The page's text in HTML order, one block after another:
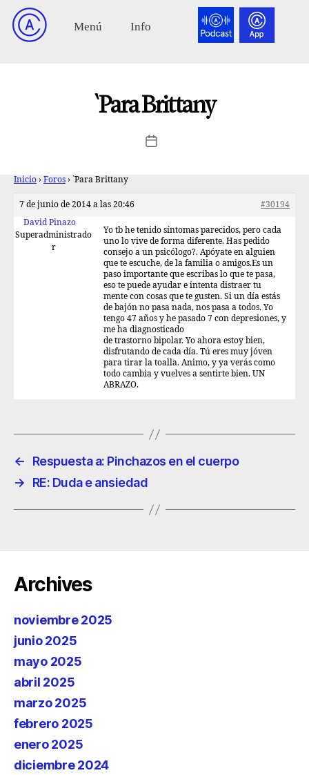
`Para Brittany
Inicio › Foros › `Para Brittany
7 de junio de 2014 a las 20:46
#30194
David Pinazo
Superadministrado
r
Yo tb he tenido síntomas parecidos, pero cada
uno lo vive de forma diferente. Has pedido
consejo a un psicólogo?. Apóyate en alguien
que te escuche, de la familia o amigos.Es un
paso importante que escribas lo que te pasa,
eso te puede ayudar e intenta distraer tu
mente con cosas que te gusten. Si un día estás
de bajón no pasa nada, nos pasa a todos. Yo
tengo 47 años y he pasado 7 con depresiones, y
me ha diagnosticado
de trastorno bipolar. Yo ahora estoy bien,
disfrutando de cada día. Tú eres muy jóven
para tirar la toalla. Animo, y ya verás como
todo cambia y vuelves a sentirte bien. UN
ABRAZO.
←
Respuesta a: Pinchazos en el cuerpo
→
RE: Duda e ansiedad
Archives
noviembre 2025
junio 2025
mayo 2025
abril 2025
marzo 2025
febrero 2025
enero 2025
diciembre 2024